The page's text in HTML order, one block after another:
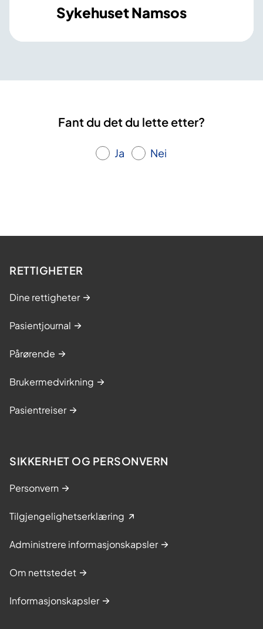
Sykehuset Namsos
Fant du det du lette etter?
Ja Nei
RETTIGHETER
Dine rettigheter
Pasientjournal
Pårørende
Brukermedvirkning
Pasientreiser
SIKKERHET OG PERSONVERN
Personvern
Tilgjengelighetserklæring
Administrere informasjonskapsler
Om nettstedet
Informasjonskapsler